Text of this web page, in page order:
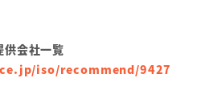
会社一覧
iso/recommend/9427